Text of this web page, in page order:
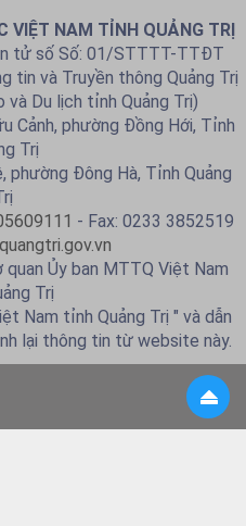
VIỆT NAM TỈNH QUẢNG TRỊ
tử số Số: 01/STTTT-TTĐT
tin và Truyền thông Quảng Trị
và Du lịch tỉnh Quảng Trị)
Cảnh, phường Đồng Hới, Tỉnh
Trị
phường Đông Hà, Tỉnh Quảng
- Fax: 0233 3852519
Ủy ban MTTQ Việt Nam
Trị
Nam tỉnh Quảng Trị " và dẫn
lại thông tin từ website này.